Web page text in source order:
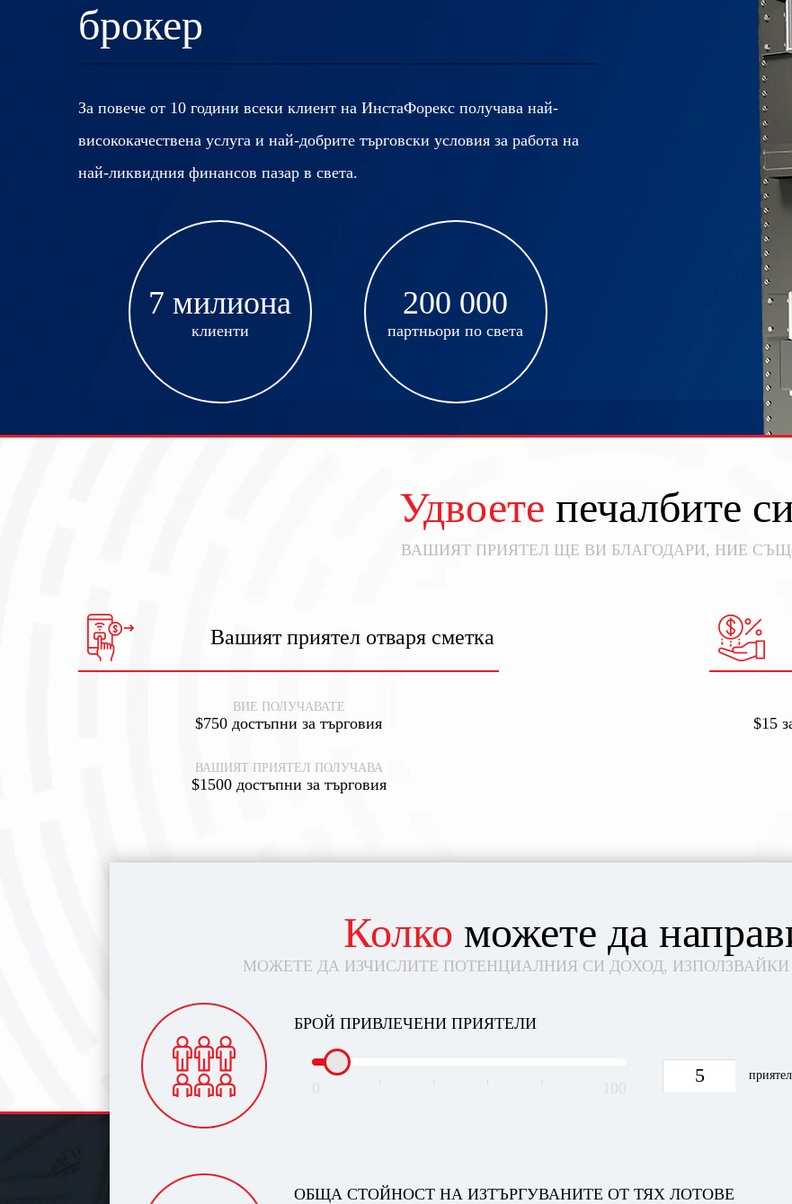
брокер
За повече от 10 години всеки клиент на ИнстаФорекс получава най-
висококачествена услуга и най-добрите търговски условия за работа на
най-ликвидния финансов пазар в света.
7 милиона
клиенти
200 000
партньори по света
Удвоете печалбите
ВАШИЯТ ПРИЯТЕЛ ЩЕ ВИ БЛАГОДАРИ, НИЕ
Вашият приятел отваря сметка
ВИЕ ПОЛУЧАВАТЕ
$750 достъпни за търговия
ВАШИЯТ ПРИЯТЕЛ ПОЛУЧАВА
$1500 достъпни за търговия
$15
Колко можете да
МОЖЕТЕ ДА ИЗЧИСЛИТЕ ПОТЕНЦИАЛНИЯ СИ ДОХОД,
БРОЙ ПРИВЛЕЧЕНИ ПРИЯТЕЛИ
0 100
5
ОБЩА СТОЙНОСТ НА ИЗТЪРГУВАНИТЕ ОТ ТЯХ ЛОТОВЕ